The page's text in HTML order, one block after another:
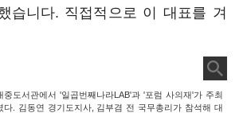
습니다. 직접적으로 이 대표를 겨
도서관에서 '일곱번째나라LAB'과 '포럼 사의재'가 주최
. 김동연 경기도지사, 김부겸 전 국무총리가 참석해 대